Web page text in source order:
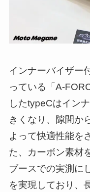
インナーバイザー
っている「A-
したtypeCはイン
きくなり、隙間か
よって快適性能を
た、カーボン素材
ブースでの実測に
を実現しており、